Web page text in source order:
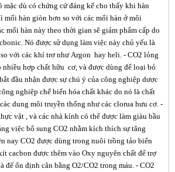
mặc dù có chứng cứ đáng kể cho thấy khi hàn
mối hàn giòn hơn so với các mối hàn ở môi
mối hàn này theo thời gian sẽ giảm phẩm cấp do
Nó được sử dụng làm việc này chủ yếu là
với các khí trơ nhưArgon hay heli . - CO2 lỏng
hợp chất hữu cơ, và được dùng để loại bỏ
đầu nhận được sự chú ý của công nghiệp dược
nghiệp chế biến hóa chất khác do nó là chất
dung môi truyền thống như các clorua hưu cơ. -
vật , và các nhà kính có thể được làm giàu bầu
việc bổ sung CO2 nhằm kích thích sự tăng
nay CO2 được dùng trong nuôi trồng tảo biển
cacbon được thêm vào Oxy nguyên chất để trợ
để ổn định cân bằng O2/CO2 trong máu. - CO2